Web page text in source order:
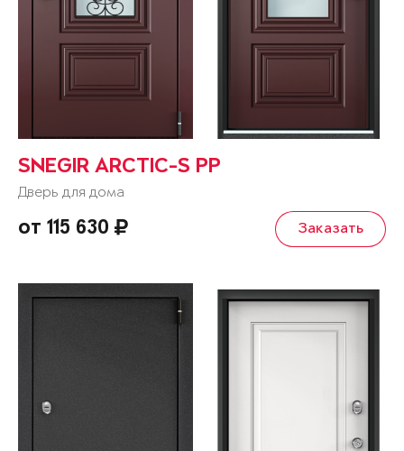
SNEGIR ARCTIC-S PP
Дверь для дома
от 115 630 Заказать